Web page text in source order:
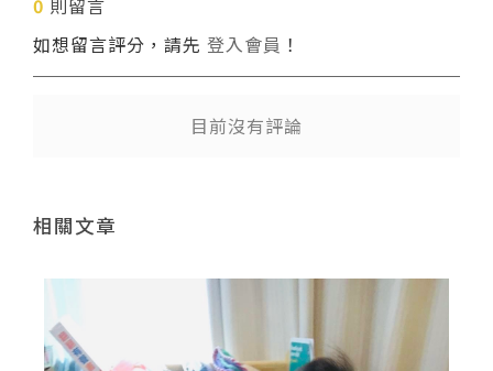
0 則留言
如想留言評分，請先 登入會員 ！
目前沒有評論
相關文章